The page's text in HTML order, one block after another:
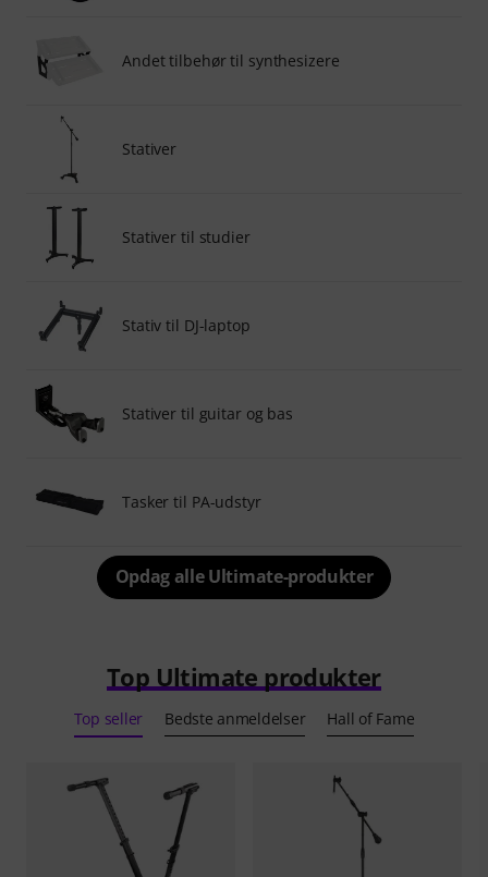
Andet tilbehør til synthesizere
Stativer
Stativer til studier
Stativ til DJ-laptop
Stativer til guitar og bas
Tasker til PA-udstyr
Opdag alle Ultimate-produkter
Top Ultimate produkter
Top seller Bedste anmeldelser Hall of Fame